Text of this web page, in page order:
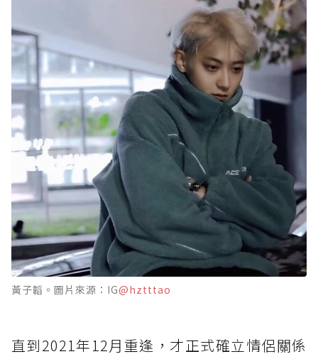
黃子韜。圖片來源：IG@hztttao
直到2021年12月重逢，才正式確立情侶關係